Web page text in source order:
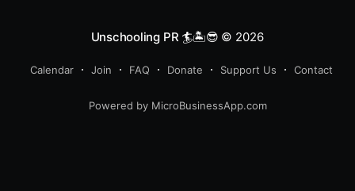
Unschooling PR 🏄🏝️😎 © 2026
Calendar Join FAQ Donate Support Us Contact
Powered by MicroBusinessApp.com